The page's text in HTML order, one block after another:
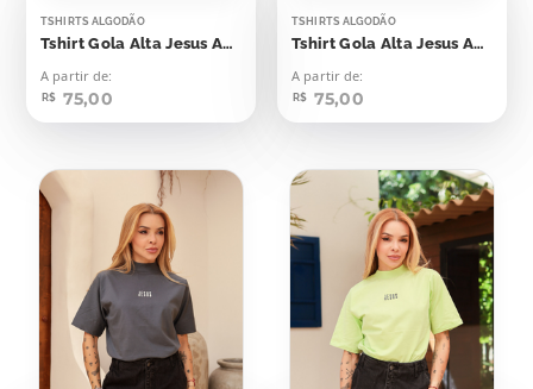
TSHIRTS ALGODÃO
Tshirt Gola Alta Jesus Aplicação
A partir de:
R$ 75,00
TSHIRTS ALGODÃO
Tshirt Gola Alta Jesus Aplicação
A partir de:
R$ 75,00